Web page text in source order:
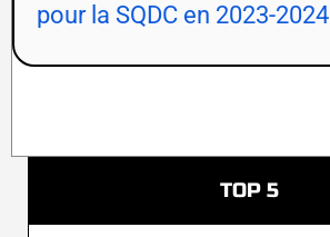
pour la SQDC en 2023-2024
TOP 5